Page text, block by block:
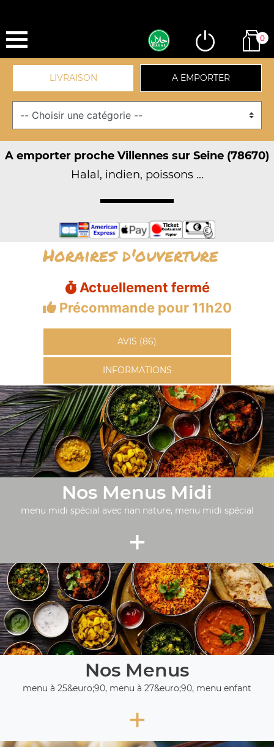
0
LIVRAISON A EMPORTER
A emporter proche Villennes sur Seine (78670)
Halal, indien, poissons ...
Horaires d'ouverture
Actuellement fermé
Précommande pour 11h20
AVIS (86)
INFORMATIONS
Nos Menus Midi
menu midi spécial avec nan nature, menu midi spécial
+
Nos Menus
menu à 25&euro;90, menu à 27&euro;90, menu enfant
+